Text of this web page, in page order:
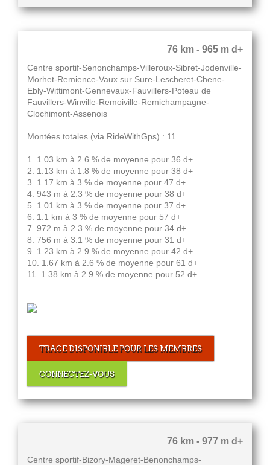
76 km - 965 m d+
Centre sportif-Senonchamps-Villeroux-Sibret-Jodenville-
Morhet-Remience-Vaux sur Sure-Lescheret-Chene-
Ebly-Wittimont-Gennevaux-Fauvillers-Poteau de
Fauvillers-Winville-Remoiville-Remichampagne-
Clochimont-Assenois
Montées totales (via RideWithGps) : 11
1. 1.03 km à 2.6 % de moyenne pour 36 d+
2. 1.13 km à 1.8 % de moyenne pour 38 d+
3. 1.17 km à 3 % de moyenne pour 47 d+
4. 943 m à 2.3 % de moyenne pour 38 d+
5. 1.01 km à 3 % de moyenne pour 37 d+
6. 1.1 km à 3 % de moyenne pour 57 d+
7. 972 m à 2.3 % de moyenne pour 34 d+
8. 756 m à 3.1 % de moyenne pour 31 d+
9. 1.23 km à 2.9 % de moyenne pour 42 d+
10. 1.67 km à 2.6 % de moyenne pour 61 d+
11. 1.38 km à 2.9 % de moyenne pour 52 d+
TRACE DISPONIBLE POUR LES MEMBRES
CONNECTEZ-VOUS
76 km - 977 m d+
Centre sportif-Bizory-Mageret-Benonchamps-